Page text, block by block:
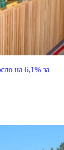
на 6,1% за